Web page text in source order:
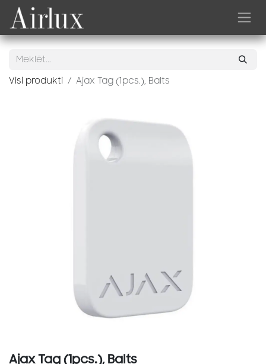
Skip to Content
Visi produkti Ajax Tag (1pcs.), Balts
Ajax Tag (1pcs.), Balts